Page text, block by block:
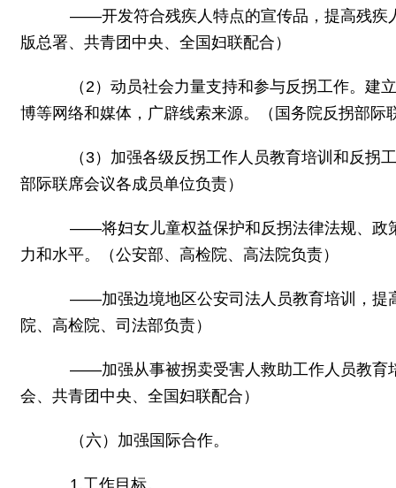
——开发符合残疾人特点的宣传品，提高残疾人
版总署、共青团中央、全国妇联配合）
（2）动员社会力量支持和参与反拐工作。建立
博等网络和媒体，广辟线索来源。（国务院反拐部际
（3）加强各级反拐工作人员教育培训和反拐工
部际联席会议各成员单位负责）
——将妇女儿童权益保护和反拐法律法规、政策
力和水平。（公安部、高检院、高法院负责）
——加强边境地区公安司法人员教育培训，提高
院、高检院、司法部负责）
——加强从事被拐卖受害人救助工作人员教育培
会、共青团中央、全国妇联配合）
（六）加强国际合作。
1.工作目标。